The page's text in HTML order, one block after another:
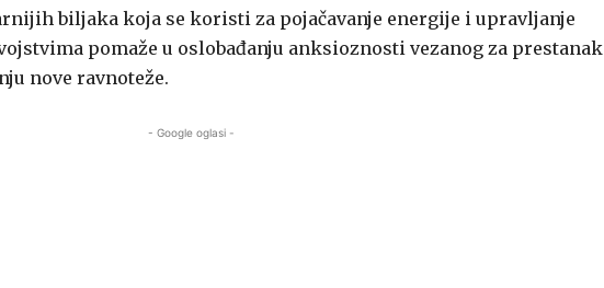
biljaka koja se koristi za pojačavanje energije i upravljanje
pomaže u oslobađanju anksioznosti vezanog za prestanak
nove ravnoteže.
- Google oglasi -